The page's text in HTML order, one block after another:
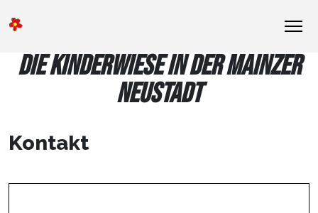
DIE KINDERWIESE IN DER MAINZER
NEUSTADT
Kontakt